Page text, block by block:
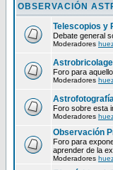
OBSERVACIÓN
Telescopios y
Debate general
Moderadores
Astrobricolage
Foro para
Moderadores
Foro sobre esta
Moderadores
Observación
Foro para
aprender de la
Moderadores